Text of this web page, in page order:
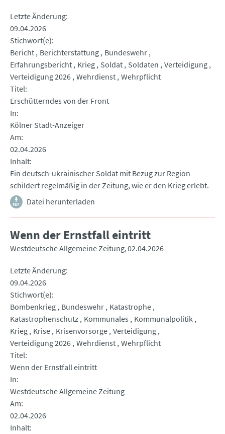
Letzte Änderung
09.04.2026
Stichwort(e)
Bericht Berichterstattung Bundeswehr
Erfahrungsbericht Krieg Soldat Soldaten Verteidigung
Verteidigung 2026 Wehrdienst Wehrpflicht
Titel
Erschütterndes von der Front
In
Kölner Stadt-Anzeiger
Am
02.04.2026
Inhalt
Ein deutsch-ukrainischer Soldat mit Bezug zur Region
schildert regelmäßig in der Zeitung, wie er den Krieg erlebt.
Datei herunterladen
Wenn der Ernstfall eintritt
Westdeutsche Allgemeine Zeitung 02.04.2026
Letzte Änderung
09.04.2026
Stichwort(e)
Bombenkrieg Bundeswehr Katastrophe
Katastrophenschutz Kommunales
Kommunalpolitik
Krieg Krise Krisenvorsorge Verteidigung
Verteidigung 2026 Wehrdienst Wehrpflicht
Titel
Wenn der Ernstfall eintritt
In
Westdeutsche Allgemeine Zeitung
Am
02.04.2026
Inhalt